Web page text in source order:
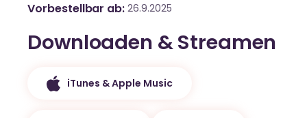
Vorbestellbar ab 26.9.2025
Downloaden & Streamen
iTunes & Apple Music